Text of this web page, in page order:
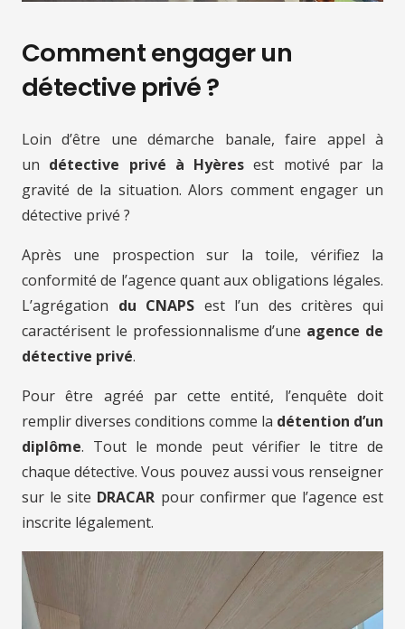
Comment engager un
détective privé ?
Loin d’être une démarche banale, faire appel à
un détective privé à Hyèresest motivé par la
gravité de la situation. Alors comment engager un
détective privé ?
Après une prospection sur la toile, vérifiez la
conformité de l’agence quant aux obligations légales.
L’agrégation du CNAPS est l’un des critères qui
caractérisent le professionnalisme d’une agence de
détective privé.
Pour être agréé par cette entité, l’enquête doit
remplir diverses conditions comme la détention d’un
diplôme. Tout le monde peut vérifier le titre de
chaque détective. Vous pouvez aussi vous renseigner
sur le site DRACAR pour confirmer que l’agence est
inscrite légalement.